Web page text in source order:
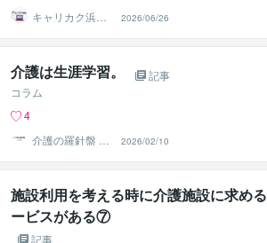
キャリカク浜松
駅前オフィス
2026/06/26
介護は生涯学習。
記事
コラム
4
介護の羅針盤 by
介護しよnet
2026/02/10
施設利用を考える時に介護施設に求め
ービスがある⑦
記事